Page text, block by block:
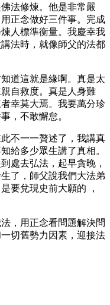
法修煉。他是非常嚴
正念做好三件事。完成
人標準衡量。我慶幸我
法時，就像師父的法都
道這就是緣啊。真是太
自救度。真是人身難
幸莫大焉。我要萬分珍
，不敢懈怠。
不一一贅述了，我講真
給多少眾生講了真相。
處去弘法，起早貪晚，
了，師父說我們大法弟
要兌現史前大願的 ，
，用正念看問題解決問
切舊勢力因素，迎接法
來。